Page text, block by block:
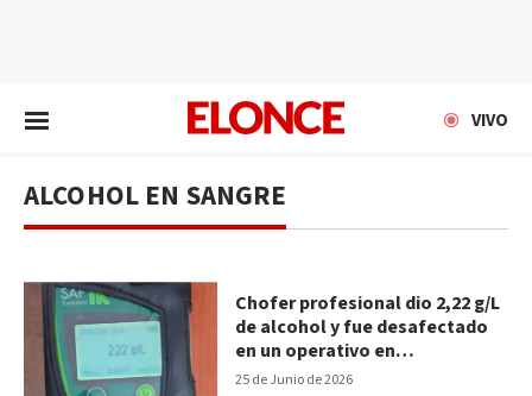
VIVO
ALCOHOL EN SANGRE
25 de Junio de 2026
Chofer profesional dio 2,22 g/L
de alcohol y fue desafectado
en un operativo en
Gualeguaychú